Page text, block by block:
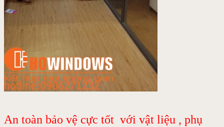
An toàn bảo vệ cực tốt với vật liệu , phụ